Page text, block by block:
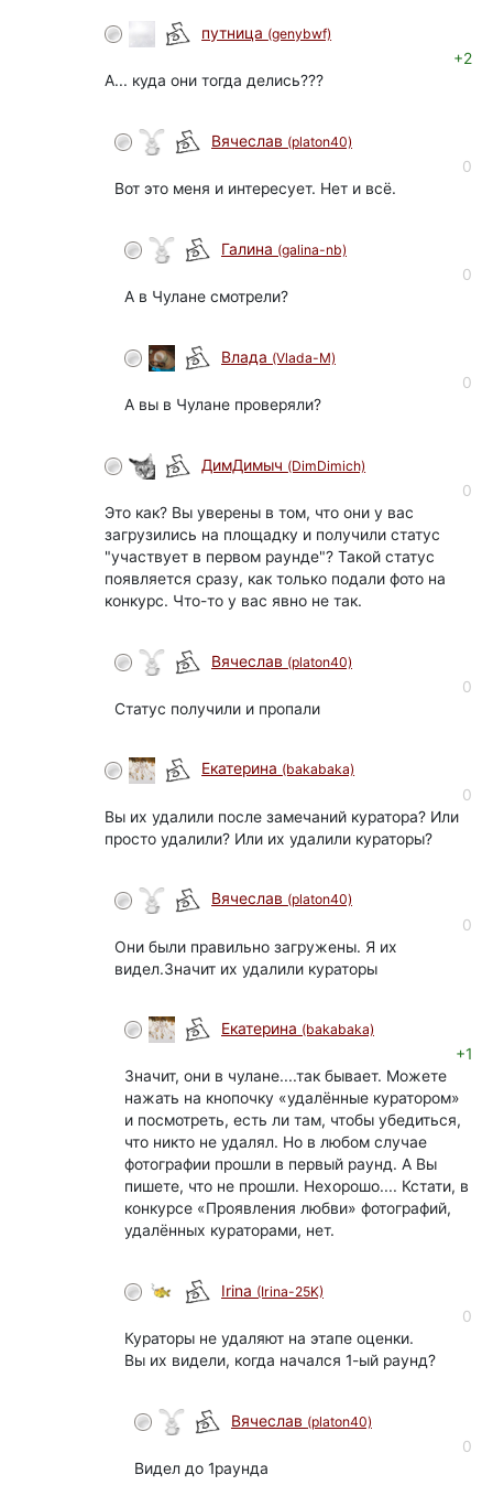
путница (genybwf)
+2
А... куда они тогда делись???
Вячеслав (platon40)
0
Вот это меня и интересует. Нет и всё.
Галина (galina-nb)
0
А в Чулане смотрели?
Влада (Vlada-M)
0
А вы в Чулане проверяли?
ДимДимыч (DimDimich)
0
Это как? Вы уверены в том, что они у вас
загрузились на площадку и получили статус
"участвует в первом раунде"? Такой статус
появляется сразу, как только подали фото на
конкурс. Что-то у вас явно не так.
Вячеслав (platon40)
0
Статус получили и пропали
Екатерина (bakabaka)
0
Вы их удалили после замечаний куратора? Или
просто удалили? Или их удалили кураторы?
Вячеслав (platon40)
0
Они были правильно загружены. Я их
видел.Значит их удалили кураторы
Екатерина (bakabaka)
+1
Значит, они в чулане....так бывает. Можете
нажать на кнопочку «удалённые куратором»
и посмотреть, есть ли там, чтобы убедиться,
что никто не удалял. Но в любом случае
фотографии прошли в первый раунд. А Вы
пишете, что не прошли. Нехорошо.... Кстати, в
конкурсе «Проявления любви» фотографий,
удалённых кураторами, нет.
Irina (Irina-25K)
0
Кураторы не удаляют на этапе оценки.
Вы их видели, когда начался 1-ый раунд?
Вячеслав (platon40)
0
Видел до 1раунда